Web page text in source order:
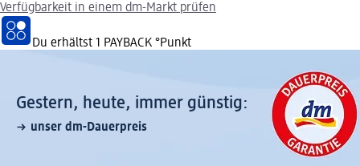
Verfügbarkeit in einem dm-Markt prüfen
Du erhältst 1 PAYBACK °Punkt
Gestern, heute, immer günstig:
unser dm-Dauerpreis